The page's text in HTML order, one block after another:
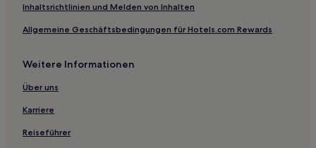
Pé do Cerro Hotels
Barros de São João Hotels
Falfosa: Hotels
Inhaltsrichtlinien und Melden von Inhalten
Allgemeine Geschäftsbedingungen für Hotels.com Rewards
Weitere Informationen
Über uns
Karriere
Reiseführer